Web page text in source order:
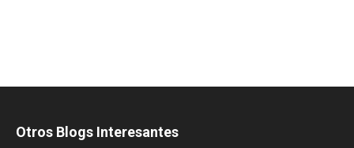
Otros Blogs Interesantes